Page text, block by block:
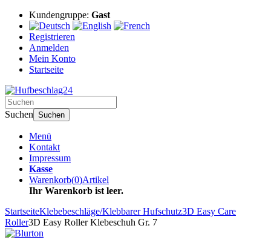
Kundengruppe: Gast
Registrieren
Anmelden
Mein Konto
Startseite
Suchen Suchen
Menü
Kontakt
Impressum
Kasse
Warenkorb(0)Artikel
Ihr Warenkorb ist leer.
StartseiteKlebebeschläge/Klebbarer Hufschutz3D Easy Care
Roller3D Easy Roller Klebeschuh Gr. 7